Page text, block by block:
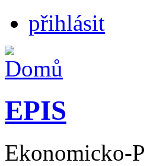
přihlásit
EPIS
Ekonomicko-